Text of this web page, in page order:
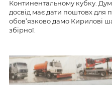
Континентальному кубку.
досвід має дати поштовх для
обов’язково дамо Кирилові
збірної.